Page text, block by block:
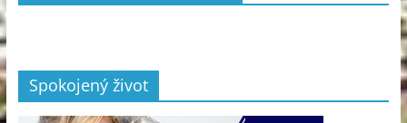
Spokojený život